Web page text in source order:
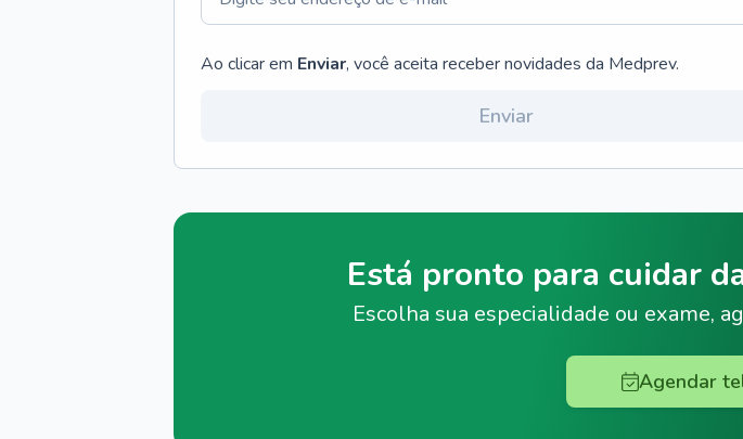
Ao clicar em Enviar, você aceita receber novidades da Medprev.
Enviar
Está pronto para cuidar
Escolha sua especialidade ou exame,
Agendar